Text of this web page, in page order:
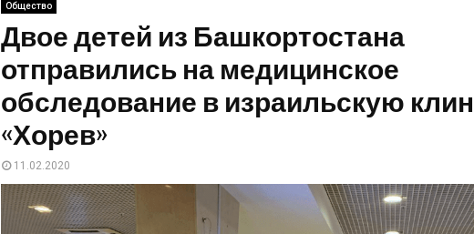
Общество
Двое детей из Башкортостана
отправились на медицинское
обследование в израильскую
«Хорев»
11.02.2020